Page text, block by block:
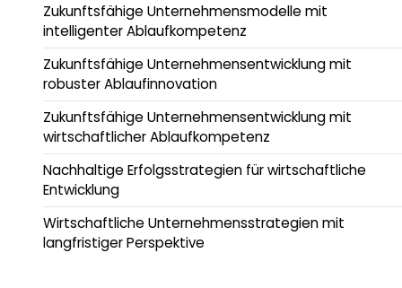
Zukunftsfähige Unternehmensmodelle mit
intelligenter Ablaufkompetenz
Zukunftsfähige Unternehmensentwicklung mit
robuster Ablaufinnovation
Zukunftsfähige Unternehmensentwicklung mit
wirtschaftlicher Ablaufkompetenz
Nachhaltige Erfolgsstrategien für wirtschaftliche
Entwicklung
Wirtschaftliche Unternehmensstrategien mit
langfristiger Perspektive